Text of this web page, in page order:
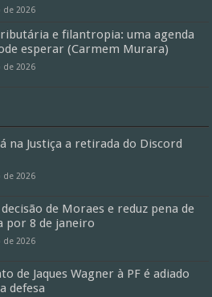
de 2026
e filantropia: uma agenda
esperar (Carmem Murara)
de 2026
na Justiça a retirada do Discord
de 2026
de Moraes e reduz pena de
por 8 de janeiro
de 2026
de Jaques Wagner à PF é adiado
defesa